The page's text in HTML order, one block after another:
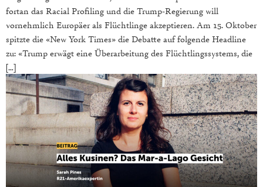
fortan das Racial Profiling und die Trump-Regierung will
vornehmlich Europäer als Flüchtlinge akzeptieren. Am 15. Oktober
spitzte die «New York Times» die Debatte auf folgende Headline
zu: «Trump erwägt eine Überarbeitung des Flüchtlingssystems, die
[…]